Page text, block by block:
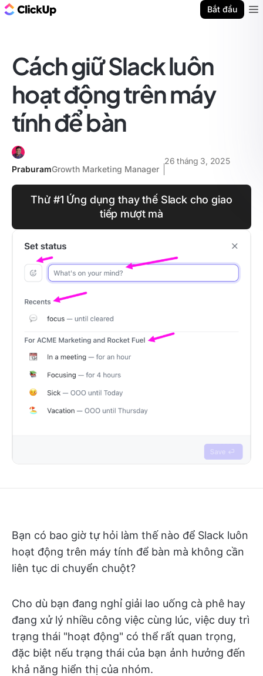
Bắt đầu
Cách giữ Slack luôn
hoạt động trên máy
tính để bàn
PraburamGrowth Marketing Manager
26 tháng 3, 2025
Thử #1 Ứng dụng thay thế Slack cho giao
tiếp mượt mà
Bạn có bao giờ tự hỏi làm thế nào để Slack luôn
hoạt động trên máy tính để bàn mà không cần
liên tục di chuyển chuột?
Cho dù bạn đang nghỉ giải lao uống cà phê hay
đang xử lý nhiều công việc cùng lúc, việc duy trì
trạng thái "hoạt động" có thể rất quan trọng,
đặc biệt nếu trạng thái của bạn ảnh hưởng đến
khả năng hiển thị của nhóm.